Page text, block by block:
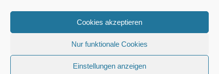
Cookies akzeptieren
Nur funktionale Cookies
Einstellungen anzeigen
© 2026 | BETRIEBSSPORTVERBAND ISERLOHN
DATENSCHUTZERKLÄRUNG